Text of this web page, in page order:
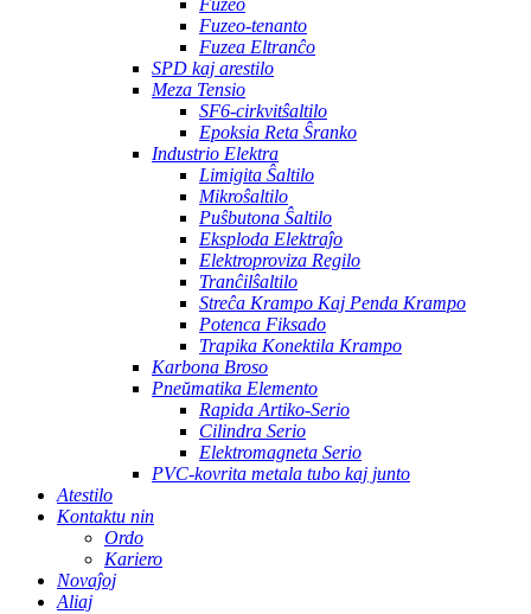
Fuzeo
Fuzeo-tenanto
Fuzea Eltranĉo
SPD kaj arestilo
Meza Tensio
SF6-cirkvitŝaltilo
Epoksia Reta Ŝranko
Industrio Elektra
Limigita Ŝaltilo
Mikroŝaltilo
Puŝbutona Ŝaltilo
Eksploda Elektraĵo
Elektroproviza Regilo
Tranĉilŝaltilo
Streĉa Krampo Kaj Penda Krampo
Potenca Fiksado
Trapika Konektila Krampo
Karbona Broso
Pneŭmatika Elemento
Rapida Artiko-Serio
Cilindra Serio
Elektromagneta Serio
PVC-kovrita metala tubo kaj junto
Atestilo
Kontaktu nin
Ordo
Kariero
Novaĵoj
Aliaj